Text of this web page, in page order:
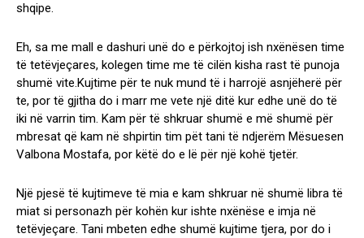
shqipe.
Eh, sa me mall e dashuri unë do e përkojtoj ish nxënësen time
të tetëvjeçares, kolegen time me të cilën kisha rast të punoja
shumë vite.Kujtime për te nuk mund të i harrojë asnjëherë për
te, por të gjitha do i marr me vete një ditë kur edhe unë do të
iki në varrin tim. Kam për të shkruar shumë e më shumë për
mbresat që kam në shpirtin tim pët tani të ndjerëm Mësuesen
Valbona Mostafa, por këtë do e lë për një kohë tjetër.
Një pjesë të kujtimeve të mia e kam shkruar në shumë libra të
miat si personazh për kohën kur ishte nxënëse e imja në
tetëvjeçare. Tani mbeten edhe shumë kujtime tjera, por do i